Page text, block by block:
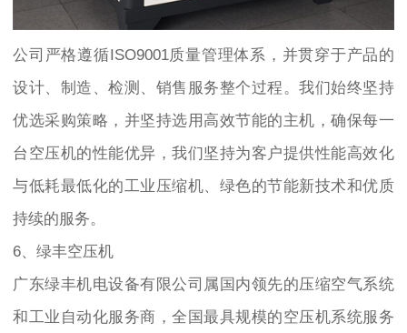
公司严格遵循ISO9001质量管理体系，并贯穿于产品的
设计、制造、检测、销售服务整个过程。我们始终坚持
优选采购策略，并坚持选用高效节能的主机，确保每一
台空压机的性能优异，我们坚持为客户提供性能高效化
与低耗最低化的工业压缩机、绿色的节能新技术和优质
持续的服务。
6、绿丰空压机
广东绿丰机电设备有限公司属国内领先的压缩空气系统
和工业自动化服务商，全国最具规模的空压机系统服务